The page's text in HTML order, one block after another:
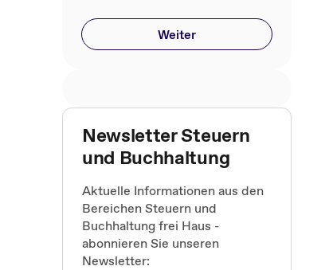
Weiter
Newsletter Steuern
und Buchhaltung
Aktuelle Informationen aus den
Bereichen Steuern und
Buchhaltung frei Haus -
abonnieren Sie unseren
Newsletter: